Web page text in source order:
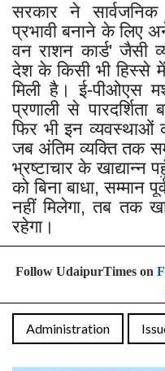
सरकार ने
प्रभावी बनाने के लिए
वन राशन कार्ड' जैसी
देश के किसी भी हिस्से
मिली है। ई-पीओएस
प्रणाली से
फिर भी इन व्यवस्थाओं
जब अंतिम व्यक्ति तक
भ्रष्टाचार के खाद्यान्न
को बिना बाधा,
नहीं मिलेगा, तब तक
रहेगा।
Follow UdaipurTimes on
Administration